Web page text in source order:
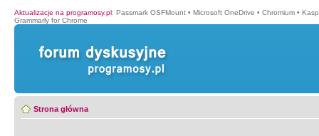
Aktualizacje na programosy.pl: Passmark OSFMount • Microsoft OneDrive • Chromium •
Grammarly for Chrome
Strona główna